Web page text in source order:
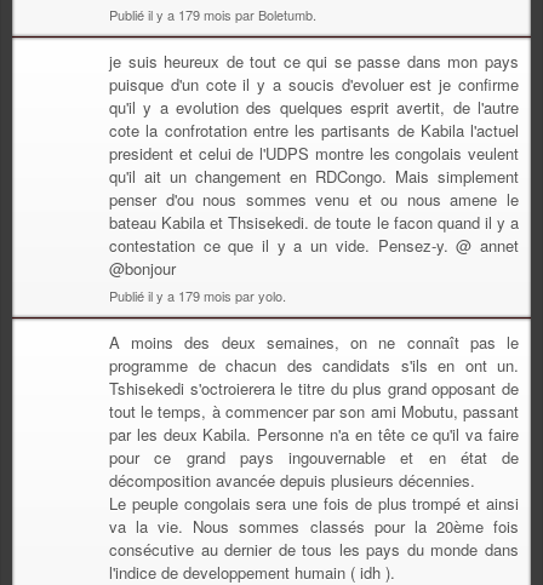
Publié il y a 179 mois par Boletumb.
je suis heureux de tout ce qui se passe dans mon pays
puisque d'un cote il y a soucis d'evoluer est je confirme
qu'il y a evolution des quelques esprit avertit, de l'autre
cote la confrotation entre les partisants de Kabila l'actuel
president et celui de l'UDPS montre les congolais veulent
qu'il ait un changement en RDCongo. Mais simplement
penser d'ou nous sommes venu et ou nous amene le
bateau Kabila et Thsisekedi. de toute le facon quand il y a
contestation ce que il y a un vide. Pensez-y. @ annet
@bonjour
Publié il y a 179 mois par yolo.
A moins des deux semaines, on ne connaît pas le
programme de chacun des candidats s'ils en ont un.
Tshisekedi s'octroierera le titre du plus grand opposant de
tout le temps, à commencer par son ami Mobutu, passant
par les deux Kabila. Personne n'a en tête ce qu'il va faire
pour ce grand pays ingouvernable et en état de
décomposition avancée depuis plusieurs décennies.
Le peuple congolais sera une fois de plus trompé et ainsi
va la vie. Nous sommes classés pour la 20ème fois
consécutive au dernier de tous les pays du monde dans
l'indice de developpement humain ( idh ).